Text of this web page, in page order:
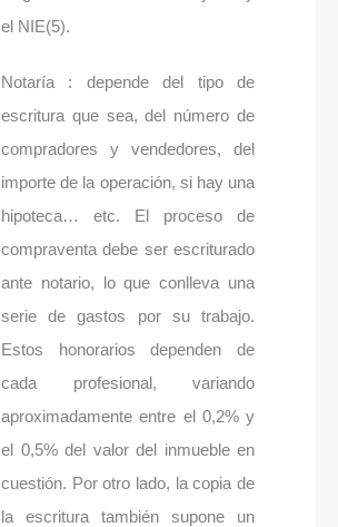
el NIE(5).
Notaría : depende del tipo de
escritura que sea, del número de
compradores y vendedores, del
importe de la operación, si hay una
hipoteca… etc. El proceso de
compraventa debe ser escriturado
ante notario, lo que conlleva una
serie de gastos por su trabajo.
Estos honorarios dependen de
cada profesional, variando
aproximadamente entre el 0,2% y
el 0,5% del valor del inmueble en
cuestión. Por otro lado, la copia de
la escritura también supone un